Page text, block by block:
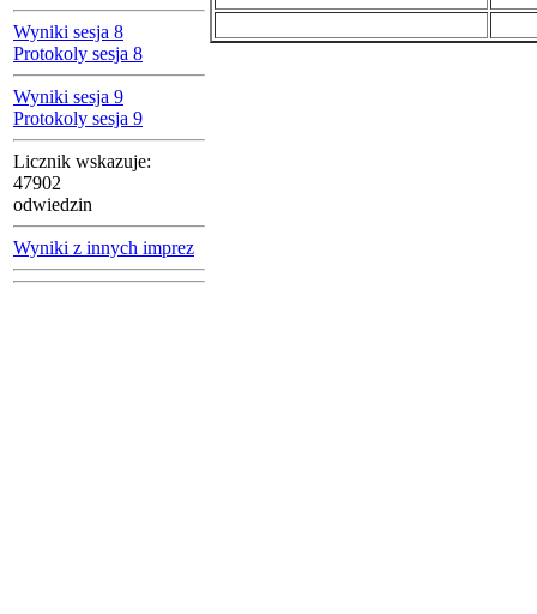
Wyniki sesja 8
Protokoly sesja 8
Wyniki sesja 9
Protokoly sesja 9
Licznik wskazuje:
47902
odwiedzin
Wyniki z innych imprez